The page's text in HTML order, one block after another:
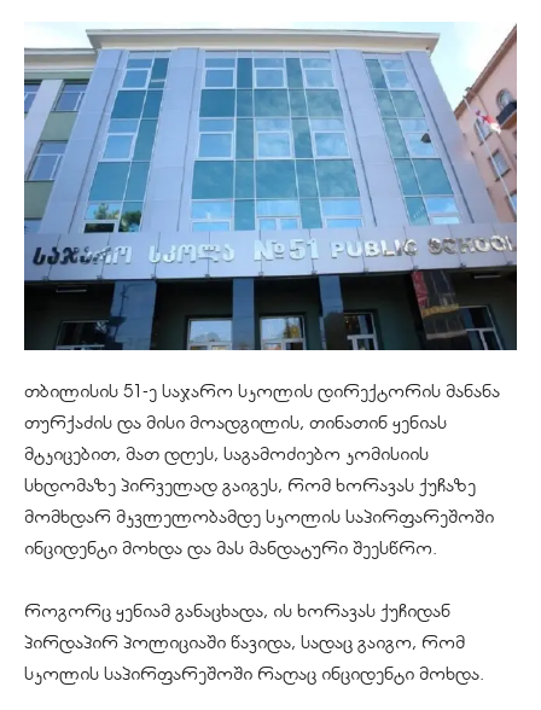
თბილისის 51-ე საჯარო სკოლის დირექტორის მანანა
თურქაძის და მისი მოადგილის, თინათინ ყენიას
მტკიცებით, მათ დღეს, საგამოძიებო კომისიის
სხდომაზე პირველად გაიგეს, რომ ხორავას ქუჩაზე
მომხდარ მკვლელობამდე სკოლის საპირფარეშოში
ინციდენტი მოხდა და მას მანდატური შეესწრო.
როგორც ყენიამ განაცხადა, ის ხორავას ქუჩიდან
პირდაპირ პოლიციაში წავიდა, სადაც გაიგო, რომ
სკოლის საპირფარეშოში რაღაც ინციდენტი მოხდა.